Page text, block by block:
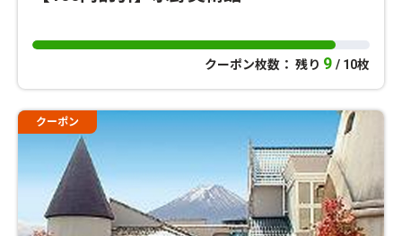
クーポン枚数： 残り 9 / 10枚
クーポン